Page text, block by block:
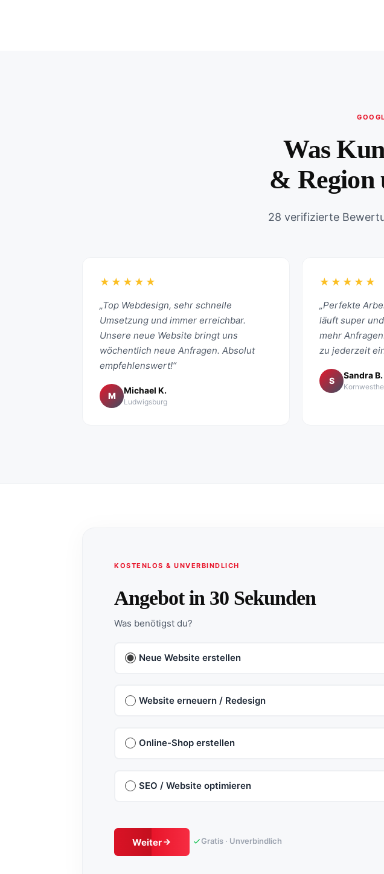
Was
& Region
28 verifizierte
★★★★★
„Top Webdesign, sehr schnelle
Umsetzung und immer erreichbar.
Unsere neue Website bringt uns
wöchentlich neue Anfragen. Absolut
empfehlenswert!“
M
Michael K.
Ludwigsburg
★★★★★
„Perfekte
läuft super
mehr
zu jederzeit
S
Sandra B.
KOSTENLOS & UNVERBINDLICH
Angebot in 30 Sekunden
Was benötigst du?
Neue Website erstellen
Website erneuern / Redesign
Online-Shop erstellen
SEO / Website optimieren
Weiter Gratis · Unverbindlich